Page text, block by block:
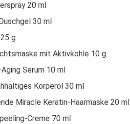
20 ml
30 ml
g
mit Aktivkohle 10 g
Serum 10 ml
Körperöl 30 ml
Miracle Keratin-Haarmaske 20 ml
Creme 70 ml